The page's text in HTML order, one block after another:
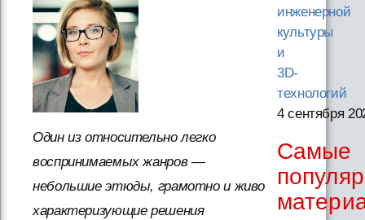
Один из относительно легко
воспринимаемых жанров —
небольшие этюды, грамотно и живо
характеризующие решения
инженерной
культуры
и
3D-
технологий
4 сентября
Самые